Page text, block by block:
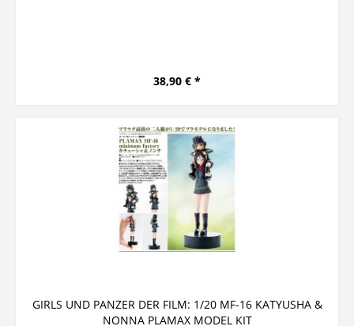
38,90 € *
GIRLS UND PANZER DER FILM: 1/20 MF-16 KATYUSHA &
NONNA PLAMAX MODEL KIT